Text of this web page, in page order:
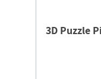
3D Puzzle